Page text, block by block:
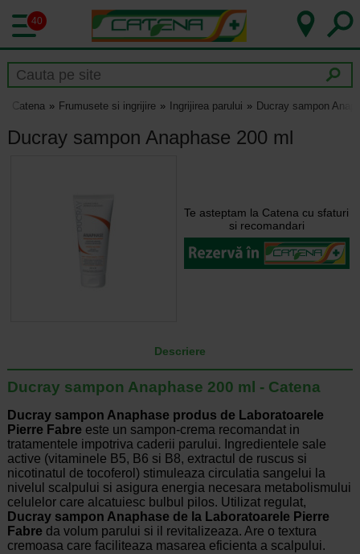
40
Catena Frumusete si ingrijire Ingrijirea parului Ducray sampon
Ducray sampon Anaphase 200 ml
Te asteptam la Catena cu sfaturi
si recomandari
Descriere
Ducray sampon Anaphase 200 ml - Catena
Ducray sampon Anaphase produs de Laboratoarele
Pierre Fabre este un sampon-crema recomandat in
tratamentele impotriva caderii parului. Ingredientele sale
active (vitaminele B5, B6 si B8, extractul de ruscus si
nicotinatul de tocoferol) stimuleaza circulatia sangelui la
nivelul scalpului si asigura energia necesara metabolismului
celulelor care alcatuiesc bulbul pilos. Utilizat regulat,
Ducray sampon Anaphase de la Laboratoarele Pierre
Fabre da volum parului si il revitalizeaza. Are o textura
cremoasa care faciliteaza masarea eficienta a scalpului.